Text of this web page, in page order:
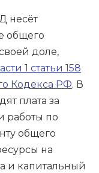
несёт
общего
доле,
1 статьи 158
Кодекса РФ. В
плата за
работы по
общего
на
и капитальный